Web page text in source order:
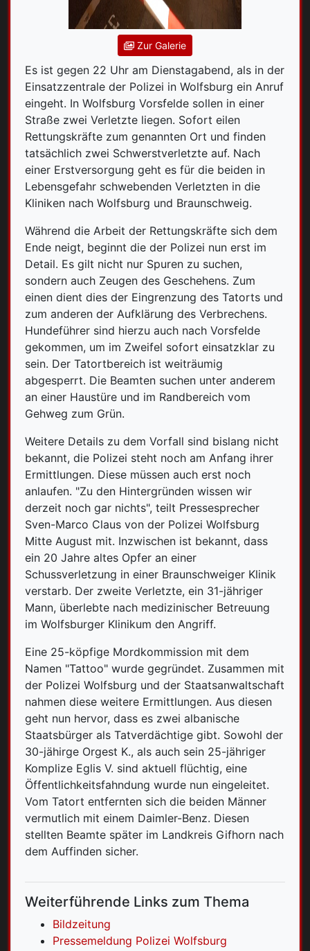
Zur Galerie
Es ist gegen 22 Uhr am Dienstagabend, als in der
Einsatzzentrale der Polizei in Wolfsburg ein Anruf
eingeht. In Wolfsburg Vorsfelde sollen in einer
Straße zwei Verletzte liegen. Sofort eilen
Rettungskräfte zum genannten Ort und finden
tatsächlich zwei Schwerstverletzte auf. Nach
einer Erstversorgung geht es für die beiden in
Lebensgefahr schwebenden Verletzten in die
Kliniken nach Wolfsburg und Braunschweig.
Während die Arbeit der Rettungskräfte sich dem
Ende neigt, beginnt die der Polizei nun erst im
Detail. Es gilt nicht nur Spuren zu suchen,
sondern auch Zeugen des Geschehens. Zum
einen dient dies der Eingrenzung des Tatorts und
zum anderen der Aufklärung des Verbrechens.
Hundeführer sind hierzu auch nach Vorsfelde
gekommen, um im Zweifel sofort einsatzklar zu
sein. Der Tatortbereich ist weiträumig
abgesperrt. Die Beamten suchen unter anderem
an einer Haustüre und im Randbereich vom
Gehweg zum Grün.
Weitere Details zu dem Vorfall sind bislang nicht
bekannt, die Polizei steht noch am Anfang ihrer
Ermittlungen. Diese müssen auch erst noch
anlaufen. "Zu den Hintergründen wissen wir
derzeit noch gar nichts", teilt Pressesprecher
Sven-Marco Claus von der Polizei Wolfsburg
Mitte August mit. Inzwischen ist bekannt, dass
ein 20 Jahre altes Opfer an einer
Schussverletzung in einer Braunschweiger Klinik
verstarb. Der zweite Verletzte, ein 31-jähriger
Mann, überlebte nach medizinischer Betreuung
im Wolfsburger Klinikum den Angriff.
Eine 25-köpfige Mordkommission mit dem
Namen "Tattoo" wurde gegründet. Zusammen mit
der Polizei Wolfsburg und der Staatsanwaltschaft
nahmen diese weitere Ermittlungen. Aus diesen
geht nun hervor, dass es zwei albanische
Staatsbürger als Tatverdächtige gibt. Sowohl der
30-jähirge Orgest K., als auch sein 25-jähriger
Komplize Eglis V. sind aktuell flüchtig, eine
Öffentlichkeitsfahndung wurde nun eingeleitet.
Vom Tatort entfernten sich die beiden Männer
vermutlich mit einem Daimler-Benz. Diesen
stellten Beamte später im Landkreis Gifhorn nach
dem Auffinden sicher.
Weiterführende Links zum Thema
Bildzeitung
Pressemeldung Polizei Wolfsburg